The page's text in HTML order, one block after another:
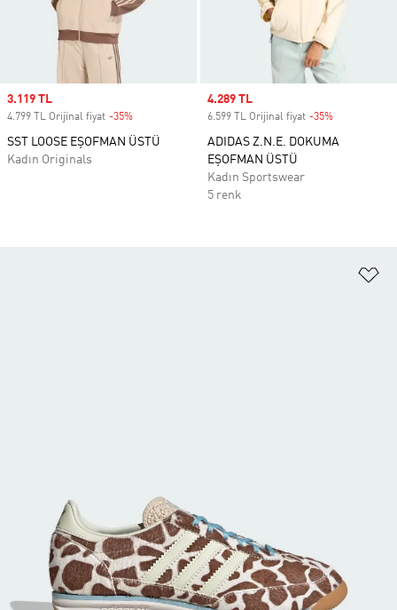
Sale price
3.119 TL
4.799 TL Orijinal fiyat -35%
SST LOOSE EŞOFMAN ÜSTÜ
Kadın Originals
Sale price
4.289 TL
6.599 TL Orijinal fiyat -35%
ADIDAS Z.N.E. DOKUMA
EŞOFMAN ÜSTÜ
Kadın Sportswear
5 renk